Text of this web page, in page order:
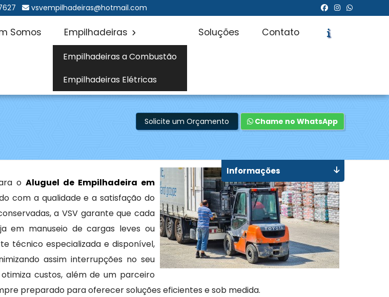
vsvempilhadeiras@hotmail.com
Somos Empilhadeiras
Empilhadeiras a Combustão
Empilhadeiras Elétricas
Soluções Contato
Solicite um Orçamento Chame no WhatsApp
o Aluguel de Empilhadeira em
com a qualidade e a satisfação do
a VSV garante que cada
em manuseio de cargas leves ou
técnico especializada e disponível,
assim interrupções no seu
otimiza custos, além de um parceiro
preparado para oferecer soluções eficientes e sob medida.
Informações